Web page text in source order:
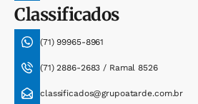
Classificados
(71) 99965-8961
(71) 2886-2683 / Ramal 8526
classificados@grupoatarde.com.br